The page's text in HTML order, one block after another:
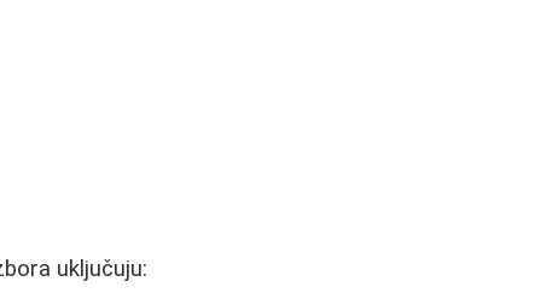
uključuju: